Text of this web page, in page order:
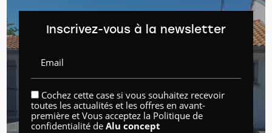
Inscrivez-vous à la newsletter
Email
Cochez cette case si vous souhaitez recevoir
toutes les actualités et les offres en avant-
première et Vous acceptez la Politique de
confidentialité deAlu concept